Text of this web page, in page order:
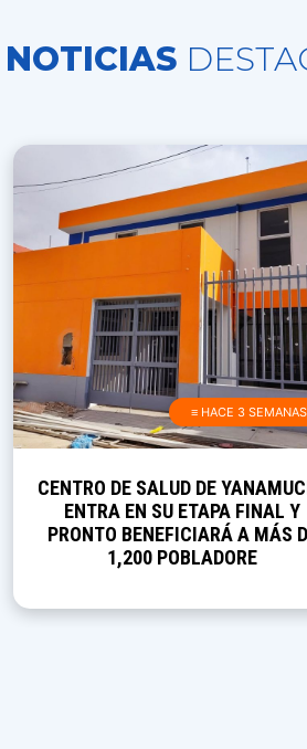
NOTICIAS
≡ HACE 3 SEMANAS
CENTRO DE SALUD DE
ENTRA EN SU ETAPA FINAL Y
PRONTO BENEFICIARÁ A MÁS
1,200 POBLADORE